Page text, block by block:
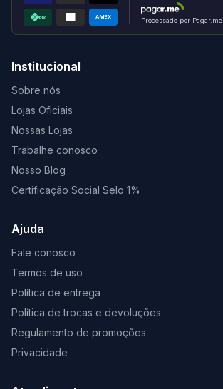
PIX AMEX Processado por Pagar.me
Institucional
Sobre nós
Lojas Oficiais
Nossas Lojas
Trabalhe conosco
Nosso Blog
Certificação Social Selo 1%
Ajuda
Fale conosco
Termos de uso
Política de entrega
Política de trocas e devoluções
Regulamento de promoções
Privacidade